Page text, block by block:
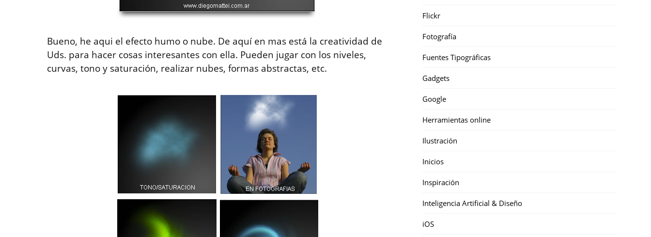
Bueno, he aqui el efecto humo o nube. De aquí en mas está la creatividad de
Uds. para hacer cosas interesantes con ella. Pueden jugar con los niveles,
curvas, tono y saturación, realizar nubes, formas abstractas, etc.
Flickr
Fotografía
Fuentes Tipográficas
Gadgets
Google
Herramientas online
Ilustración
Inicios
Inspiración
Inteligencia Artificial & Diseño
iOS